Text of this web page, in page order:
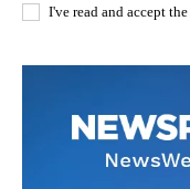
I've read and accept the